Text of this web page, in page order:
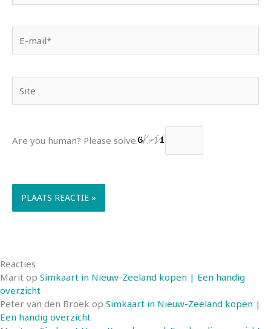
mail*
Are you human? Please solve:
Reacties
Marit op Simkaart in Nieuw-Zeeland kopen | Een handig
overzicht
Peter van den Broek op Simkaart in Nieuw-Zeeland kopen |
Een handig overzicht